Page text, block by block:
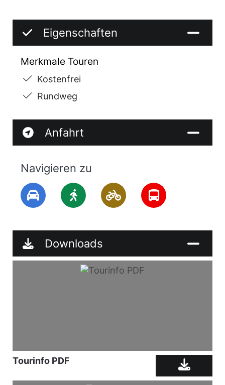
Eigenschaften
Merkmale Touren
Kostenfrei
Rundweg
Anfahrt
Navigieren zu
Downloads
Tourinfo PDF